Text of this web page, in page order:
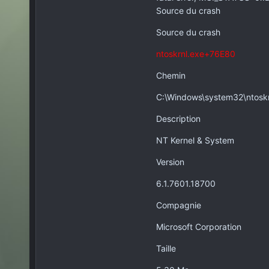
Source du crash
Source du crash
ntoskrnl.exe+76E80
Chemin
Description
NT Kernel & System
Version
6.1.7601.18700
Compagnie
Microsoft Corporation
Taille